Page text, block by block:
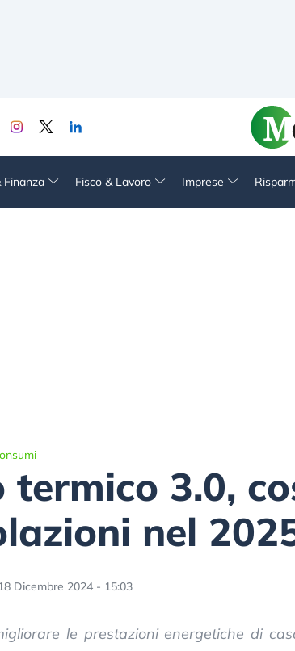
Finanza Fisco & Lavoro Imprese
termico 3.0,
nel
18 Dicembre 2024 - 15:03
le prestazioni energetiche di